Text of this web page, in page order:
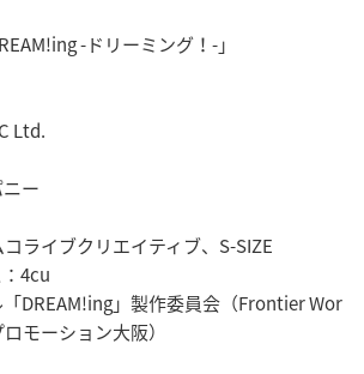
-ドリーミング！-」
Ltd.
ー
ライブクリエイティブ、S-SIZE
4cu
DREAM!ing」製作委員会（Frontier Wor
モーション大阪）